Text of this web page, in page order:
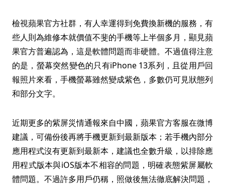
檢視蘋果官方社群，有人幸運得到免費換新機的服務，有
些人則為維修本就價值不斐的手機等上半個多月，顯見蘋
果官方普遍認為，這是軟體問題而非硬體。不過值得注意
的是，螢幕突然變色的只有iPhone 13系列，且從用戶回
報照片來看，手機螢幕雖然變成紫色，多數仍可見狀態列
和部分文字。
近期更多的紫屏災情通報來自中國，蘋果官方客服在微博
建議，可備份後再將手機更新到最新版本；若手機內部分
應用程式沒有更新到最新本，建議也全數升級，以排除應
用程式版本與iOS版本不相容的問題，明確表態紫屏屬軟
體問題。不過許多用戶仍稱，照做後無法徹底解決問題，